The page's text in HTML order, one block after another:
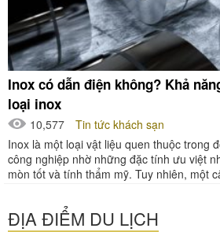
Inox có dẫn điện không? Khả
loại inox
10,577
Tin tức khách sạn
Inox là một loại vật liệu quen thuộc trong
công nghiệp nhờ những đặc tính ưu việt
mòn tốt và tính thẩm mỹ. Tuy nhiên, một
ĐỊA ĐIỂM DU LỊCH